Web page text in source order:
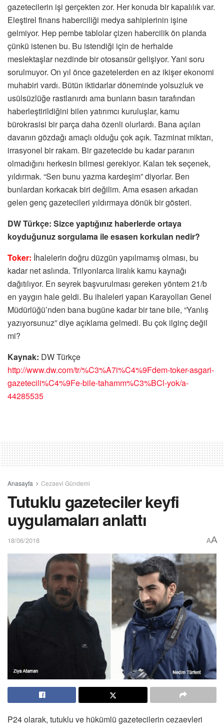
gazetecilerin işi gerçekten zor. Her konuda bir kapalılık var.
Eleştirel finans haberciliği medya sahiplerinin işine
gelmiyor. Hep pembe tablolar çizen habercilik ön planda
çünkü istenen bu. Bu istendiği için de herhalde
meslektaşlar nezdinde bir otosansür gelişiyor. Yani soru
sorulmuyor. On yıl önce gazetelerden en az ikişer ekonomi
muhabiri vardı. Bütün iktidarlar döneminde yolsuzluk ve
usülsüzlüğe rastlanırdı ama bunların basın tarafından
haberleştirildiğini bilen yatırımcı kuruluşlar, kamu
bürokrasisi bir parça daha özenli olurlardı. Bana açılan
davanın gözdağı amaçlı olduğu çok açık. Tazminat miktarı,
irrasyonel bir rakam. Bir gazetecide bu kadar paranın
olmadığını herkesin bilmesi gerekiyor. Kalan tek seçenek,
yıldırmak. “Sen bunu yazma kardeşim” diyorlar. Ben
bunlardan korkacak biri değilim. Ama esasen arkadan
gelen genç gazetecileri yıldırmaya dönük bir gösteri.
DW Türkçe: Sizce yaptığınız haberlerde ortaya
koyduğunuz sorgulama ile esasen korkulan nedir?
Toker: İhalelerin doğru düzgün yapılmamış olması, bu
kadar net aslında. Trilyonlarca liralık kamu kaynağı
dağıtılıyor. En seyrek başvurulması gereken yöntem 21/b
en yaygın hale geldi. Bu ihaleleri yapan Karayolları Genel
Müdürlüğü’nden bana bugüne kadar bir tane bile, “Yanlış
yazıyorsunuz” diye açıklama gelmedi. Bu çok ilginç değil
mi?
Kaynak: DW Türkçe
http://www.dw.com/tr/%C3%A7i%C4%9Fdem-toker-asgari-
gazetecili%C4%9Fe-bile-tahamm%C3%BCl-yok/a-
44285535
Anasayfa Cezaevi Gündemi
Tutuklu gazeteciler keyfi
uygulamaları anlattı
18/06/2018 AA
P24 olarak, tutuklu ve hükümlü gazetecilerin cezaevleri